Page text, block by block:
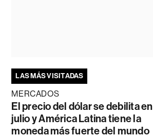
LAS MÁS VISITADAS
MERCADOS
El precio del dólar se debilita en
julio y América Latina tiene la
moneda más fuerte del mundo